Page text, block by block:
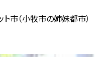
ト市（小牧市の姉妹都市）